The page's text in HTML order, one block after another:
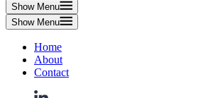
Show Menu
Show Menu
Home
About
Contact